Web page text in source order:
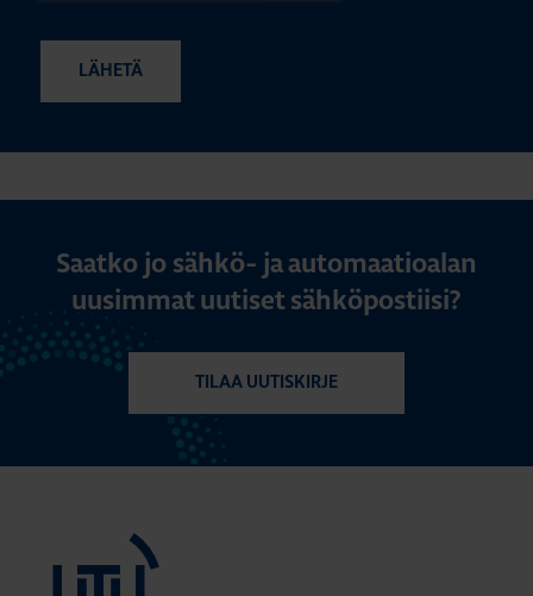
Saatko jo sähkö- ja automaatioalan
uusimmat uutiset sähköpostiisi?
TILAA UUTISKIRJE